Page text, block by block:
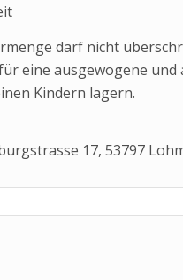
darf nicht
eine ausgewogene und
Kindern lagern.
17, 53797